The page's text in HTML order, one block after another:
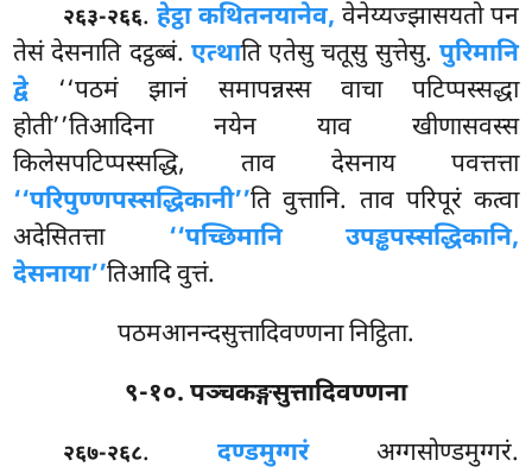
२६३-२६६. हेट्ठा कथितनयानेव, वेनेय्यज्झासयतो पन
तेसं देसनाति दट्ठब्बं. एत्थाति एतेसु चतूसु सुत्तेसु. पुरिमानि
द्वे‘‘पठमं झानं समापन्नस्स वाचा पटिप्पस्सद्धा
होती’’तिआदिना नयेन याव खीणासवस्स
किलेसपटिप्पस्सद्धि, ताव देसनाय पवत्तत्ता
‘‘परिपुण्णपस्सद्धिकानी’’ति वुत्तानि. ताव परिपूरं कत्वा
अदेसितत्ता ‘‘पच्छिमानि उपड्ढपस्सद्धिकानि,
देसनाया’’तिआदि वुत्तं.
पठमआनन्दसुत्तादिवण्णना निट्ठिता.
९-१०. पञ्चकङ्गसुत्तादिवण्णना
२६७-२६८. दण्डमुग्गरंअग्गसोण्डमुग्गरं.